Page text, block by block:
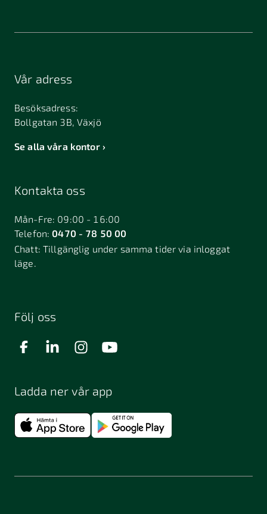
Vår adress
Besöksadress:
Bollgatan 3B, Växjö
Se alla våra kontor
Kontakta oss
Mån-Fre: 09:00 - 16:00
Telefon:0470 - 78 50 00
Chatt:Tillgänglig under samma tider via inloggat
läge.
Följ oss
Ladda ner vår app